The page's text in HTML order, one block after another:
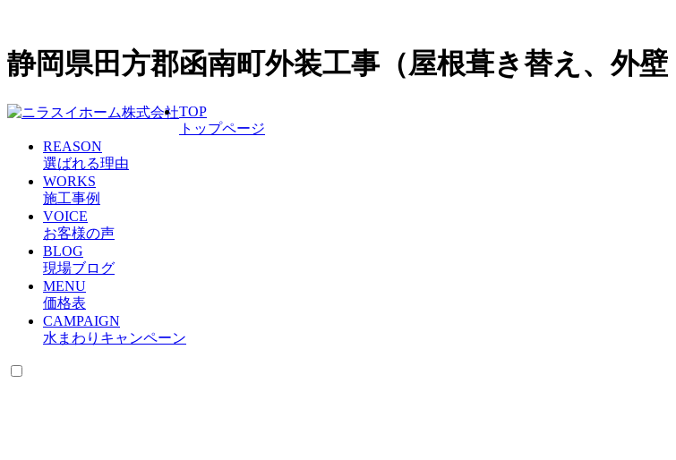
静岡県田方郡函南町外装工事（屋根葺き替え、外壁
TOP
トップページ
REASON
選ばれる理由
WORKS
施工事例
VOICE
お客様の声
BLOG
現場ブログ
MENU
価格表
CAMPAIGN
水まわりキャンペーン